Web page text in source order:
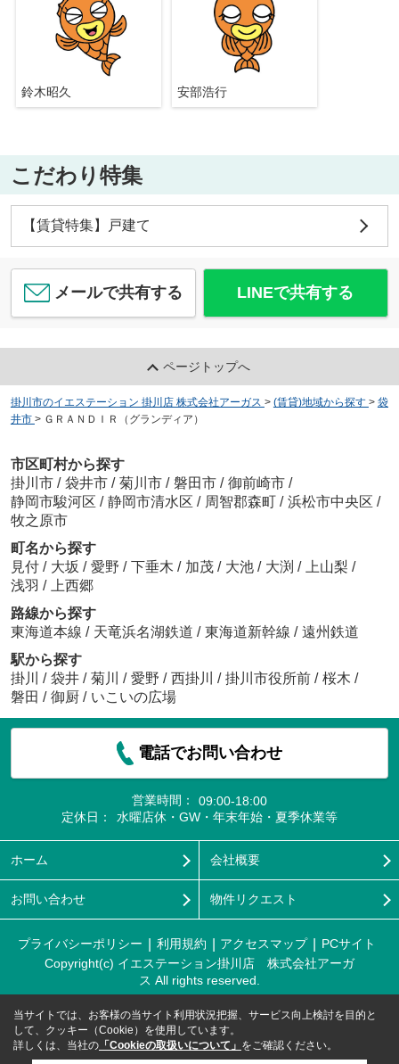
鈴木昭久 安部浩行
こだわり特集
【賃貸特集】戸建て
メールで共有する LINEで共有する
ページトップへ
掛川市のイエステーション 掛川店 株式会社アーガス > (賃貸)地域から探す > 袋
井市 > ＧＲＡＮＤＩＲ（グランディア）
市区町村から探す
掛川市 / 袋井市 / 菊川市 / 磐田市 / 御前崎市 /
静岡市駿河区 / 静岡市清水区 / 周智郡森町 / 浜松市中央区 /
牧之原市
町名から探す
見付 / 大坂 / 愛野 / 下垂木 / 加茂 / 大池 / 大渕 / 上山梨 /
浅羽 /
上西郷
路線から探す
東海道本線 / 天竜浜名湖鉄道 / 東海道新幹線 / 遠州鉄道
駅から探す
掛川
/ 袋井 / 菊川 / 愛野 / 西掛川 / 掛川市役所前 / 桜木 /
磐田 / 御厨 / いこいの広場
電話でお問い合わせ
営業時間：
09:00-18:00
定休日：
水曜店休・GW・年末年始・夏季休業等
ホーム 会社概要
お問い合わせ 物件リクエスト
プライバシーポリシー 利用規約 アクセスマップ
PCサイト
Copyright(c) イエステーション掛川店 株式会社アーガ
ス All rights reserved.
当サイトでは、お客様の当サイト利用状況把握、サービス向上検討を目的と
して、クッキー（Cookie）を使用しています。
詳しくは、当社の 「Cookieの取扱いについて」 をご確認ください。